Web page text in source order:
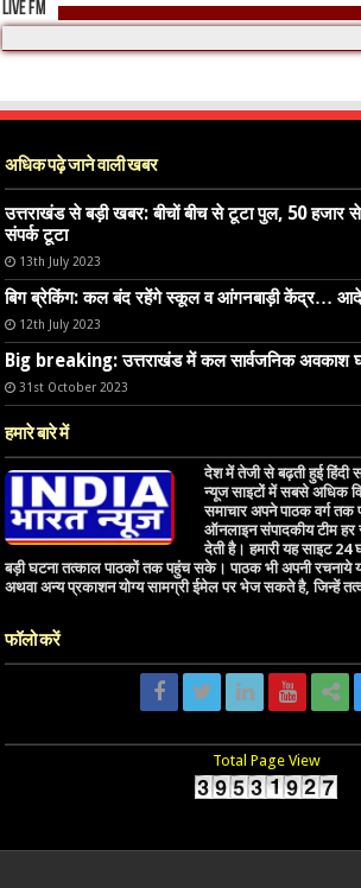
LIVE FM
अधिक पढ़े जाने वाली खबर
उत्तराखंड से बड़ी खबर: बीचों बीच से टूटा पुल, 50 हजार
संपर्क टूटा
13th July 2023
बिग ब्रेकिंग: कल बंद रहेंगे स्कूल व आंगनबाड़ी केंद्र…
12th July 2023
Big breaking: उत्तराखंड में कल सार्वजनिक अवकाश
31st October 2023
हमारे बारे में
देश में तेजी से बढ़ती हुई हिंदी
न्यूज साइटों में सबसे अधिक
समाचार अपने पाठक वर्ग तक
ऑनलाइन संपादकीय टीम
देती है। हमारी यह साइट
बड़ी घटना तत्काल पाठकों तक पहुंच सके। पाठक भी अपनी रचनाये
अथवा अन्य प्रकाशन योग्य सामग्री ईमेल पर भेज सकते है, जिन्हें
फॉलो करें
Total Page View